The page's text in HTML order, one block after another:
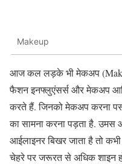
Makeup
आज कल लड़के भी मेकअप
फैशन इनफ्लुएंसर्स और मेकअप
करते हैं. जिनको मेकअप करना
का सामना करना पड़ता है.
आईलाइनर बिखर जाता है तो
चेहरे पर जरूरत से अधिक शाइन